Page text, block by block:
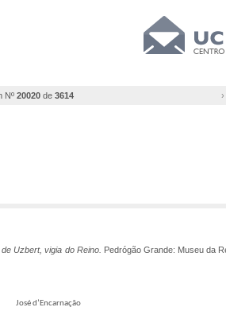
Nº 20020 de 3614
Uzbert, vigia do Reino. Pedrógão Grande: Museu da
José d’Encarnação